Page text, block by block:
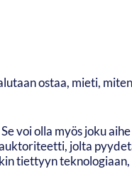
ostaa, mieti,
voi olla myös joku
jolta
tiettyyn